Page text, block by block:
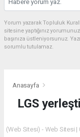
Yorum yazarak Topluluk
sitesine yaptığınız
başınıza üstleniyorsunuz.
sorumlu tutulamaz.
Anasayfa
LGS
(Web Sitesi) - Web Sitesi |